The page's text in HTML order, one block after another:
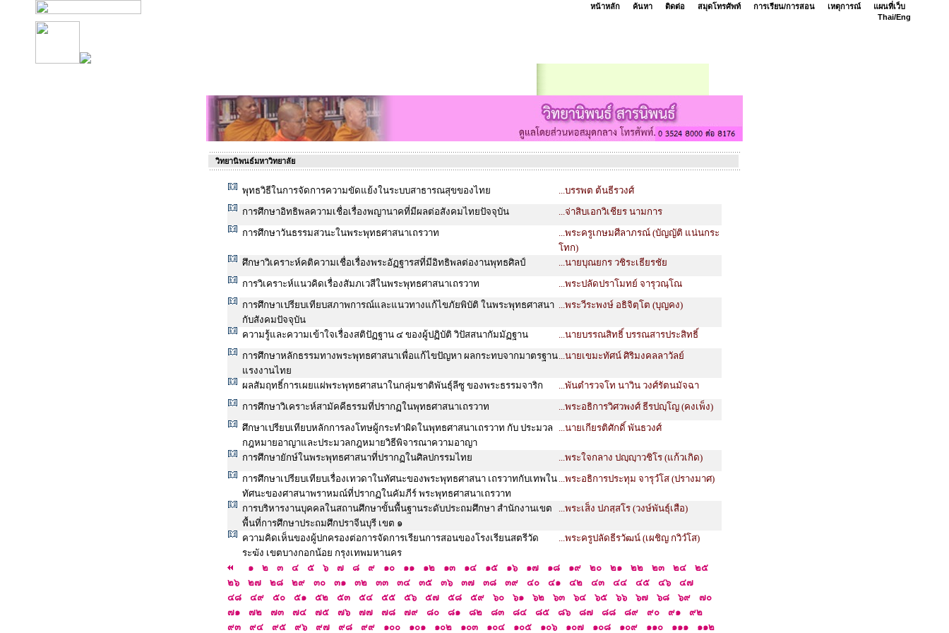
หน้าหลัก ค้นหา ติดต่อ สมุดโทรศัพท์ การเรียน/การสอน เหตุการณ์
แผนที่เว็บ
Thai/Eng
วิทยานิพนธ์มหาวิทยาลัย
พุทธวิธีในการจัดการความขัดแย้งในระบบสาธารณสุขของไทย
...บรรพต ต้นธีรวงศ์
การศึกษาอิทธิพลความเชื่อเรื่องพญานาคที่มีผลต่อสังคมไทยปัจจุบัน
...จ่าสิบเอกวิเชียร นามการ
การศึกษาวันธรรมสวนะในพระพุทธศาสนาเถรวาท
...พระครูเกษมศีลาภรณ์ (บัญญัติ แน่นกระ
โทก)
ศึกษาวิเคราะห์คติความเชื่อเรื่องพระอัฏฐารสที่มีอิทธิพลต่องานพุทธศิลป์
...นายบุณยกร วชิระเธียรชัย
การวิเคราะห์แนวคิดเรื่องสัมภเวสีในพระพุทธศาสนาเถรวาท
...พระปลัดปราโมทย์ จารุวณฺโณ
การศึกษาเปรียบเทียบสภาพการณ์และแนวทางแก้ไขภัยพิบัติ ในพระพุทธศาสนา
กับสังคมปัจจุบัน
...พระวีระพงษ์ อธิจิตฺโต (บุญคง)
ความรู้และความเข้าใจเรื่องสติปัฏฐาน ๔ ของผู้ปฏิบัติ วิปัสสนากัมมัฏฐาน
...นายบรรณสิทธิ์ บรรณสารประสิทธิ์
การศึกษาหลักธรรมทางพระพุทธศาสนาเพื่อแก้ไขปัญหา ผลกระทบจากมาตรฐาน
แรงงานไทย
...นายเขมะทัศน์ ศิริมงคลลาวัลย์
ผลสัมฤทธิ์การเผยแผ่พระพุทธศาสนาในกลุ่มชาติพันธุ์ลีซู ของพระธรรมจาริก
...พันตำรวจโท นาวิน วงศ์รัตนมัจฉา
การศึกษาวิเคราะห์สามัคคีธรรมที่ปรากฏในพุทธศาสนาเถรวาท
...พระอธิการวิศวพงศ์ ธีรปญฺโญ (คงเพ็ง)
ศึกษาเปรียบเทียบหลักการลงโทษผู้กระทำผิดในพุทธศาสนาเถรวาท กับ ประมวล
กฎหมายอาญาและประมวลกฎหมายวิธีพิจารณาความอาญา
...นายเกียรติศักดิ์ พันธวงศ์
การศึกษายักษ์ในพระพุทธศาสนาที่ปรากฏในศิลปกรรมไทย
...พระใจกลาง ปญฺญฺาวชิโร (แก้วเกิด)
การศึกษาเปรียบเทียบเรื่องเทวดาในทัศนะของพระพุทธศาสนา เถรวาทกับเทพใน
ทัศนะของศาสนาพราหมณ์ที่ปรากฏในคัมภีร์ พระพุทธศาสนาเถรวาท
...พระอธิการประทุม จารุวํโส (ปรางมาศ)
การบริหารงานบุคคลในสถานศึกษาขั้นพื้นฐานระดับประถมศึกษา สำนักงานเขต
พื้นที่การศึกษาประถมศึกปราจีนบุรี เขต ๑
...พระเส็ง ปภสฺสโร (วงษ์พันธุ์เสือ)
ความคิดเห็นของผู้ปกครองต่อการจัดการเรียนการสอนของโรงเรียนสตรีวัด
ระฆัง เขตบางกอกน้อย กรุงเทพมหานคร
...พระครูปลัดธีรวัฒน์ (เผชิญ กวิวํโส)
๑ ๒ ๓ ๔ ๕ ๖ ๗ ๘ ๙ ๑๐ ๑๑ ๑๒ ๑๓ ๑๔ ๑๕ ๑๖ ๑๗ ๑๘ ๑๙ ๒๐ ๒๑ ๒๒ ๒๓ ๒๔
๒๕
๒๖
๒๗ ๒๘ ๒๙ ๓๐ ๓๑ ๓๒ ๓๓ ๓๔ ๓๕ ๓๖ ๓๗ ๓๘ ๓๙ ๔๐ ๔๑ ๔๒ ๔๓ ๔๔ ๔๕ ๔๖
๔๗
๔๘
๔๙ ๕๐ ๕๑ ๕๒ ๕๓ ๕๔ ๕๕ ๕๖ ๕๗ ๕๘ ๕๙ ๖๐ ๖๑ ๖๒ ๖๓ ๖๔ ๖๕ ๖๖ ๖๗ ๖๘ ๖๙
๗๐
๗๑
๗๒ ๗๓ ๗๔ ๗๕ ๗๖ ๗๗ ๗๘ ๗๙ ๘๐ ๘๑ ๘๒ ๘๓ ๘๔ ๘๕ ๘๖ ๘๗ ๘๘ ๘๙ ๙๐ ๙๑
๙๒
๙๓
๙๔ ๙๕ ๙๖ ๙๗ ๙๘ ๙๙ ๑๐๐ ๑๐๑ ๑๐๒ ๑๐๓ ๑๐๔ ๑๐๕ ๑๐๖ ๑๐๗ ๑๐๘ ๑๐๙ ๑๑๐ ๑๑๑ ๑๑๒